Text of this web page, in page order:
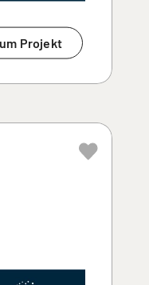
Projekt